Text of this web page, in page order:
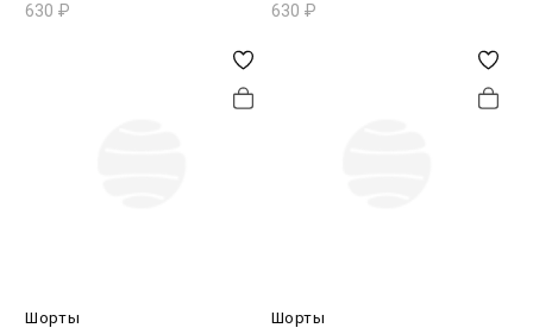
630 ₽ 630 ₽
Шорты Шорты